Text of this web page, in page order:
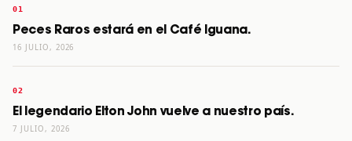
Peces Raros estará en el Café Iguana.
16 JULIO, 2026
El legendario Elton John vuelve a nuestro país.
7 JULIO, 2026